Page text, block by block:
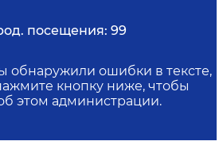
посещения: 99
обнаружили ошибки в тексте,
кнопку ниже, чтобы
этом администрации.